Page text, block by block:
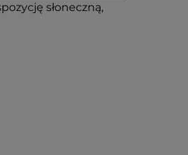
słoneczną,